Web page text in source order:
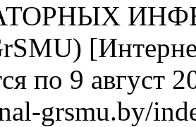
по 9 август
grsmu.by/